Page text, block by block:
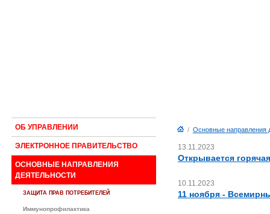
ОБ УПРАВЛЕНИИ
ЭЛЕКТРОННОЕ ПРАВИТЕЛЬСТВО
ОСНОВНЫЕ НАПРАВЛЕНИЯ
ДЕЯТЕЛЬНОСТИ
ЗАЩИТА ПРАВ ПОТРЕБИТЕЛЕЙ
Иммунопрофилактика
/ Основные направления
13.11.2023
Открывается
10.11.2023
11 ноября -